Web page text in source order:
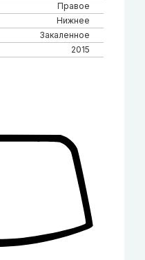
Правое
Нижнее
Закаленное
2015